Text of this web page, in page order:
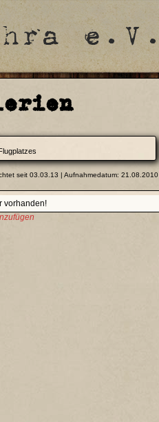
seit 03.03.13 | Aufnahmedatum: 21.08.2010
vorhanden!